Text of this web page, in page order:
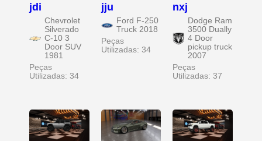
jdi
Chevrolet
Silverado
C-10 3
Door SUV
1981
Peças
Utilizadas: 34
jju
Ford F-250
Truck 2018
Peças
Utilizadas: 34
nxj
Dodge Ram
3500 Dually
4 Door
pickup truck
2007
Peças
Utilizadas: 37